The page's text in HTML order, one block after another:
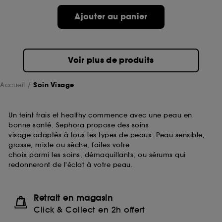
Ajouter au panier
Voir plus de produits
Accueil Soin Visage
Un teint frais et healthy commence avec une peau en
bonne santé. Sephora propose des soins
visage adaptés à tous les types de peaux. Peau sensible,
grasse, mixte ou sèche, faites votre
choix parmi les soins, démaquillants, ou sérums qui
redonneront de l'éclat à votre peau.
Retrait en magasin
Click & Collect en 2h offert
pouvez personnaliser vos choix concernant le dépôt
de ces cookies grâce au bouton "personnaliser mes
choix" ci-dessous ou décider de "tout accepter".
Sephora pourra associer les informations de
collectées ou générées lors de votre activité en ligne
ou en magasin. Pour refuser tous les cookies, cliques
sur "continuer sans accepter". Voous pouvez à tout
moment choisir de retirer votrte consentement. Si vous
souhaitez obtenir plus d'information sur les cookies
utilisés, cliquezici.